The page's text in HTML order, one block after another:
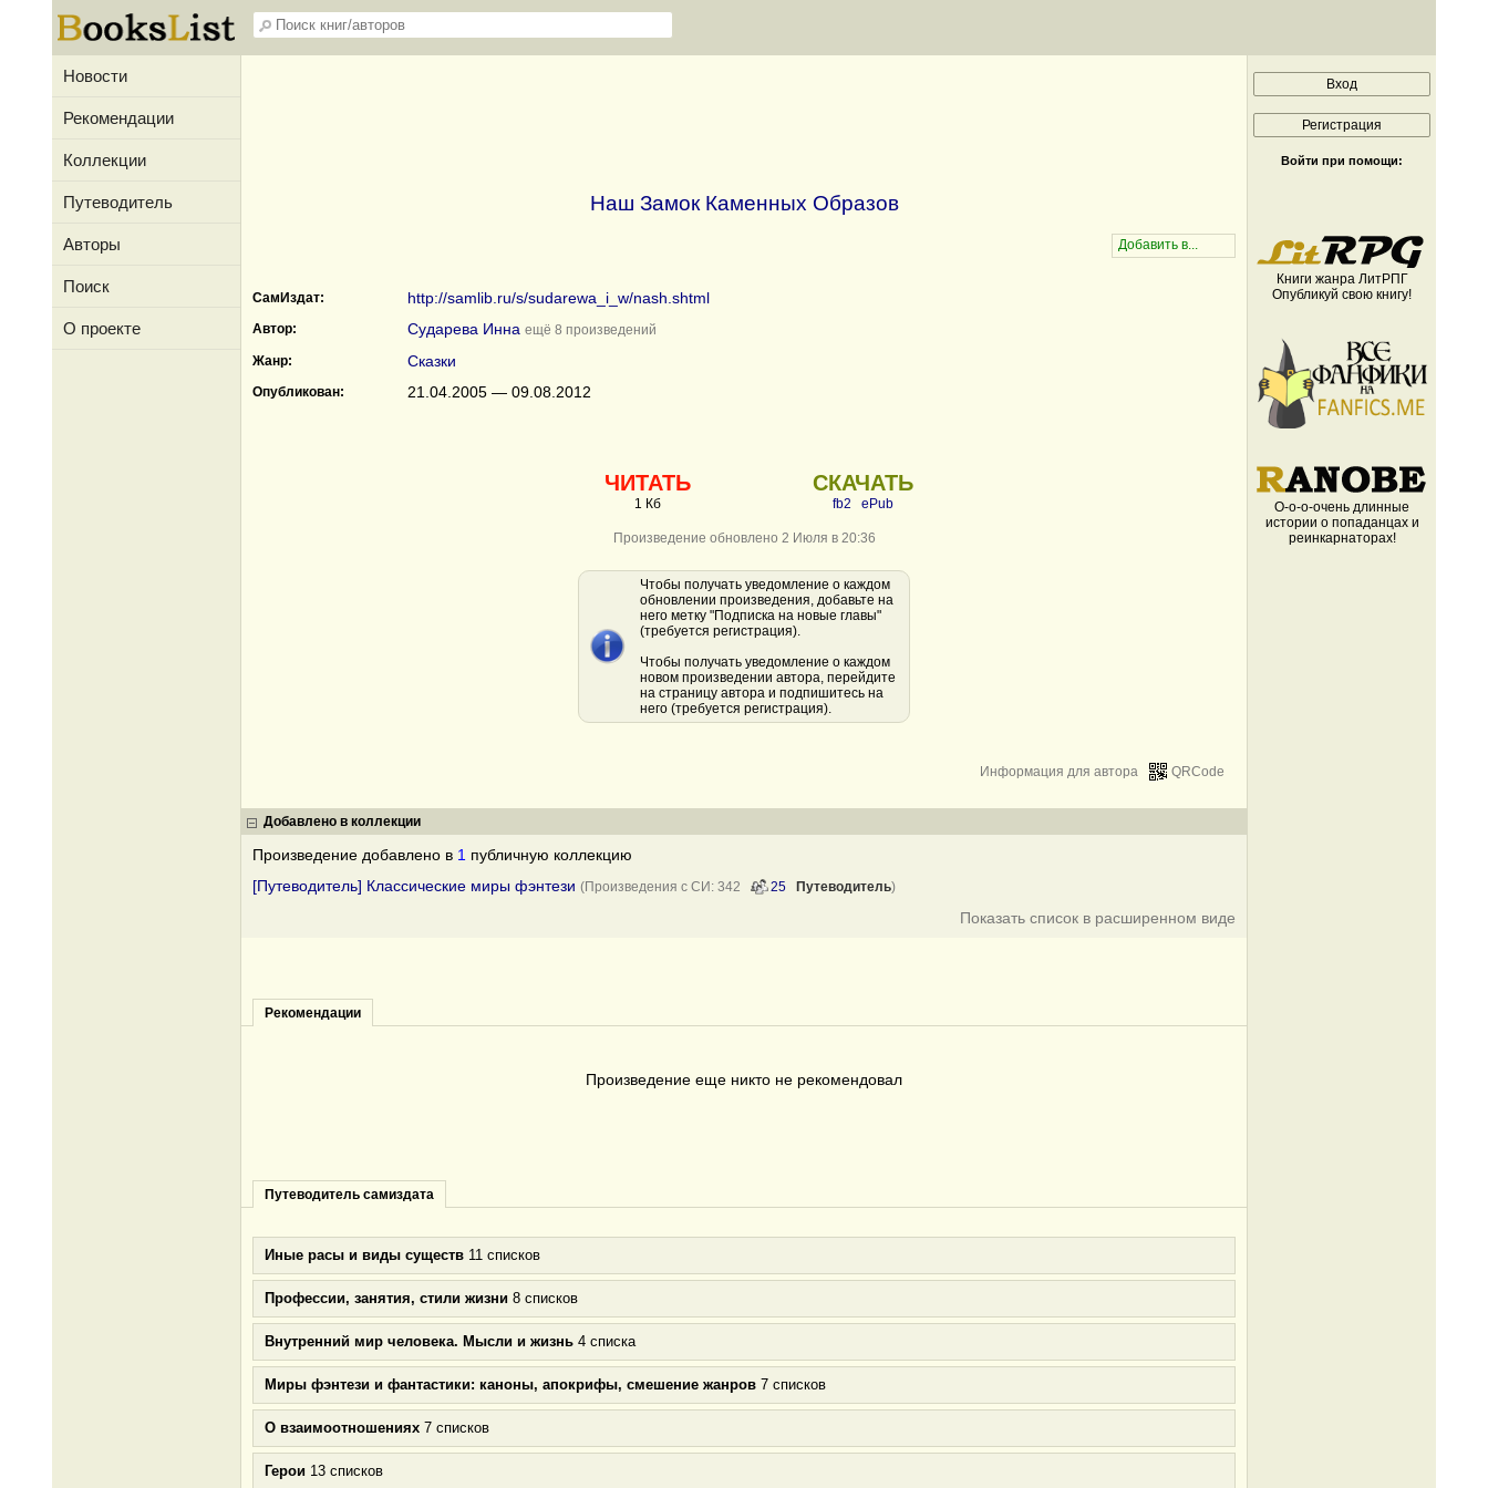
Новости
Рекомендации
Коллекции
Путеводитель
Авторы
Поиск
О проекте
Наш Замок Каменных Образов
СамИздат: http://samlib.ru/s/sudarewa_i_w/nash.shtml
Автор: Сударева Инна ещё 8 произведений
Жанр:
Сказки
Опубликован: 21.04.2005 — 09.08.2012
ЧИТАТЬ
1 Кб
СКАЧАТЬ
fb2 ePub
Произведение обновлено 2 Июля в 20:36
Чтобы получать уведомление о каждом
обновлении произведения, добавьте на
него метку "Подписка на новые главы"
(требуется регистрация).
Чтобы получать уведомление о каждом
новом произведении автора, перейдите
на страницу автора и подпишитесь на
него (требуется регистрация).
QRCode
Информация для автора
Добавлено в коллекции
Произведение добавлено в 1 публичную коллекцию
[Путеводитель] Классические миры фэнтези (Произведения с СИ: 342 25 Путеводитель)
Показать список в расширенном виде
Рекомендации
Произведение еще никто не рекомендовал
Путеводитель самиздата
Иные расы и виды существ 11 списков
Профессии, занятия, стили жизни 8 списков
Внутренний мир человека. Мысли и жизнь 4 списка
Миры фэнтези и фантастики: каноны, апокрифы, смешение жанров 7 списков
О взаимоотношениях 7 списков
Герои 13 списков
Войти при помощи:
Книги жанра ЛитРПГ
Опубликуй свою книгу!
О-о-о-очень длинные
истории о попаданцах и
реинкарнаторах!